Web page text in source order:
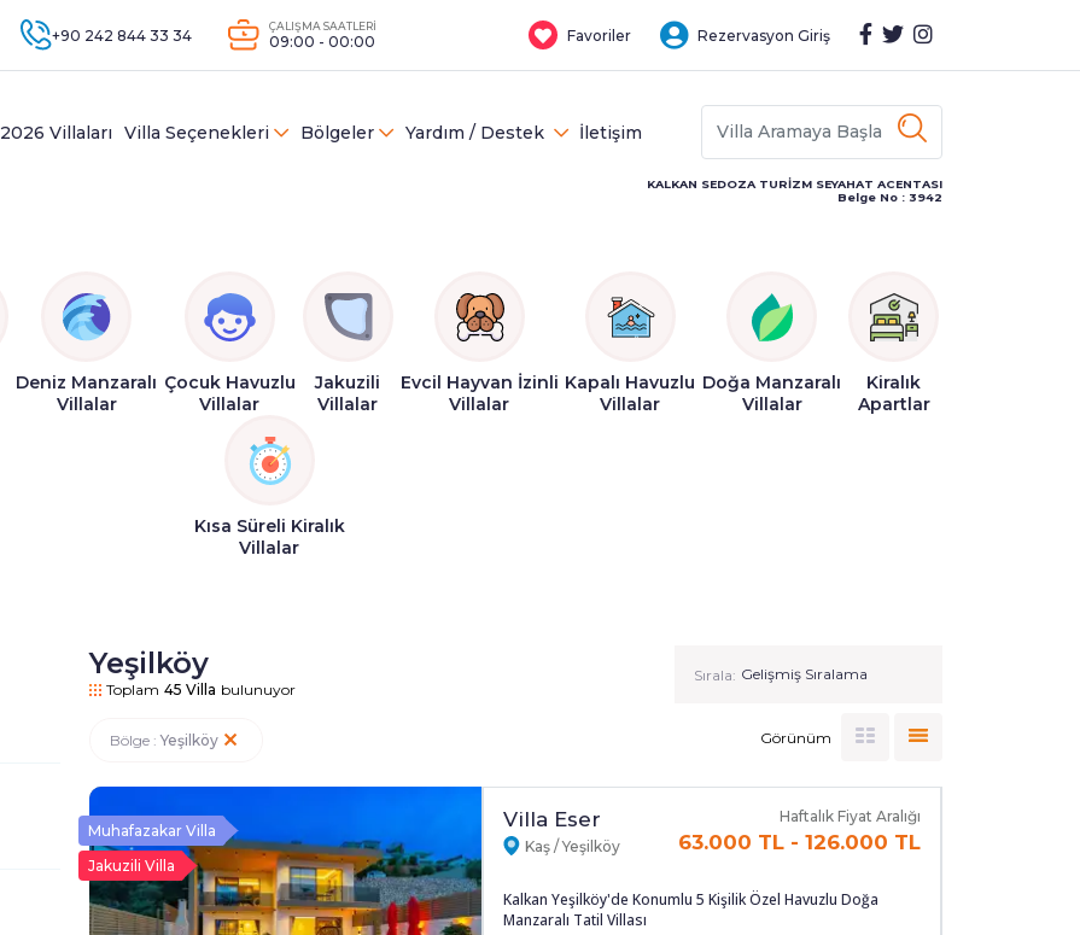
+90 242 844 33 34 ÇALIŞMA SAATLERİ
09:00 - 00:00 Favoriler Rezervasyon Giriş
2026 Villaları Villa Seçenekleri Bölgeler Yardım / Destek İletişim
KALKAN SEDOZA TURİZM SEYAHAT ACENTASI
Belge No : 3942
Deniz Manzaralı
Villalar
Çocuk Havuzlu
Villalar
Jakuzili
Villalar
Evcil Hayvan İzinli
Villalar
Kapalı Havuzlu
Villalar
Doğa Manzaralı
Villalar
Kiralık
Apartlar
Kısa Süreli Kiralık
Villalar
Yeşilköy
Toplam 45 Villa bulunuyor
Bölge :Yeşilköy
Sırala:
Görünüm
Muhafazakar Villa
Jakuzili Villa
Villa Eser
Kaş / Yeşilköy
Haftalık Fiyat Aralığı
63.000 TL - 126.000 TL
Kalkan Yeşilköy'de Konumlu 5 Kişilik Özel Havuzlu Doğa
Manzaralı Tatil Villası